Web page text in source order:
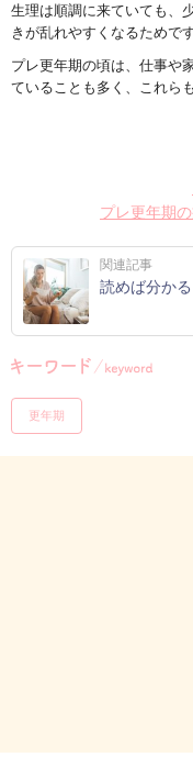
生理は順調に来ていても、
きが乱れやすくなるためです
プレ更年期の頃は、仕事や
ていることも多く、これら
プレ更年期
関連記事
読めば分か
更年期